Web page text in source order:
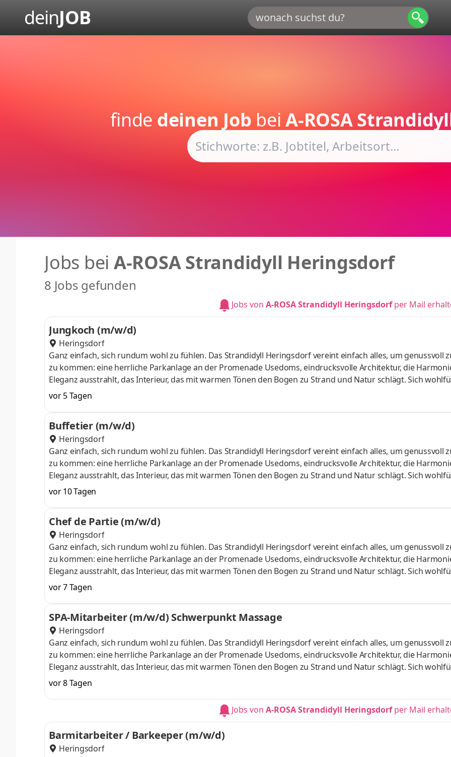
deinJOB
finde deinen Job beiA-ROSA
Jobs bei A-ROSA Strandidyll Heringsdorf
8 Jobs gefunden
Jobs von A-ROSA Strandidyll Heringsdorfper Mail
Jungkoch (m/w/d)
Heringsdorf
Ganz einfach, sich rundum wohl zu fühlen. Das Strandidyll Heringsdorf vereint einfach alles, um genussvoll
zu kommen: eine herrliche Parkanlage an der Promenade Usedoms, eindrucksvolle Architektur, die
Eleganz ausstrahlt, das Interieur, das mit warmen Tönen den Bogen zu Strand und Natur schlägt. Sich
hier ganz leicht – mit 4-Sterne-Superior-Komfort, ausgezeichneter Küche, dem PURIA Spa mit beheiztem Pool
einer herzlichen Gastfreundschaft. Anstellungsart: Vollzeit Aufgaben Zubereitung verschiedenster nationaler
internationaler Speisen Aktive Mitarbeit im täglichen Arbeitsablauf in der Küche Ordnung und Mithilfe im
Küchenbereich Sichers
vor 5 Tagen
Buffetier (m/w/d)
Heringsdorf
Ganz einfach, sich rundum wohl zu fühlen. Das Strandidyll Heringsdorf vereint einfach alles, um genussvoll
zu kommen: eine herrliche Parkanlage an der Promenade Usedoms, eindrucksvolle Architektur, die
Eleganz ausstrahlt, das Interieur, das mit warmen Tönen den Bogen zu Strand und Natur schlägt. Sich
hier ganz leicht – mit 4-Sterne-Superior-Komfort, ausgezeichneter Küche, dem PURIA Spa mit beheiztem Pool
einer herzlichen Gastfreundschaft. Anstellungsart: Vollzeit Aufgaben Entgegennahme von Bestellungen und
Getränkeausgabe Fachgerechtes Zapfen von Bier, Bereitstellung von alkoholischen sowie alkoholfreien
und Mixgetränken nach Rezept
vor 10 Tagen
Chef de Partie (m/w/d)
Heringsdorf
Ganz einfach, sich rundum wohl zu fühlen. Das Strandidyll Heringsdorf vereint einfach alles, um genussvoll
zu kommen: eine herrliche Parkanlage an der Promenade Usedoms, eindrucksvolle Architektur, die
Eleganz ausstrahlt, das Interieur, das mit warmen Tönen den Bogen zu Strand und Natur schlägt. Sich
hier ganz leicht – mit 4-Sterne-Superior-Komfort, ausgezeichneter Küche, dem PURIA Spa mit beheiztem Pool
einer herzlichen Gastfreundschaft. Anstellungsart: Vollzeit Aufgaben Du kannst die ganze Bandbreite Deines
Könnens ausleben. Ob à la carte, Menü oder Buffet Du arbeitest eigenständig auf dem entsprechenden
stellst die fachgerechte Produktl
vor 7 Tagen
SPA-Mitarbeiter (m/w/d) Schwerpunkt Massage
Heringsdorf
Ganz einfach, sich rundum wohl zu fühlen. Das Strandidyll Heringsdorf vereint einfach alles, um genussvoll
zu kommen: eine herrliche Parkanlage an der Promenade Usedoms, eindrucksvolle Architektur, die
Eleganz ausstrahlt, das Interieur, das mit warmen Tönen den Bogen zu Strand und Natur schlägt. Sich
hier ganz leicht – mit 4-Sterne-Superior-Komfort, ausgezeichneter Küche, dem PURIA Spa mit beheiztem Pool
einer herzlichen Gastfreundschaft. Anstellungsart: Vollzeit Aufgaben Du sorgst für einen reibungslosen,
qualifizierten und ordnungsgemäßen Ablauf im SPA-ROSA Du arbeitest sowohl operativ im Tagesgeschäft
vor 8 Tagen
Jobs von A-ROSA Strandidyll Heringsdorfper Mail
Barmitarbeiter / Barkeeper (m/w/d)
Heringsdorf